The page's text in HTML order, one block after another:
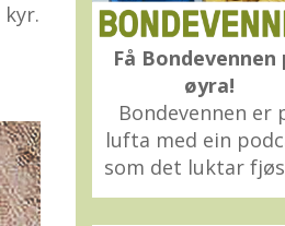
Få Bondevennen
øyra!
Bondevennen er
lufta med ein
som det luktar fjøs